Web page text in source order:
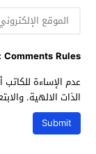
Comments Rules :
عدم الإساءة
الذات الالهية.